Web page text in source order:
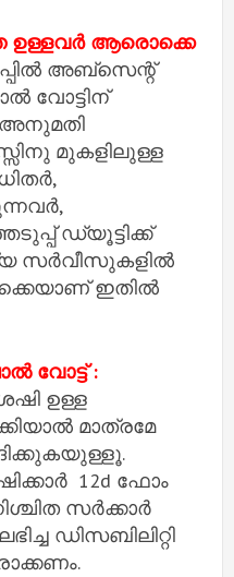
ഉള്ളവർ ആരൊക്കെ
അബ്സെന്റ്
വോട്ടിന്
അനുമതി
മുകളിലുള്ള
ഡ്യൂട്ടിക്ക്
സർവീസുകളിൽ
ഇതിൽ
വോട്ട് :
ഉള്ള
മാത്രമേ
12d ഫോം
സർക്കാർ
ഡിസബിലിറ്റി